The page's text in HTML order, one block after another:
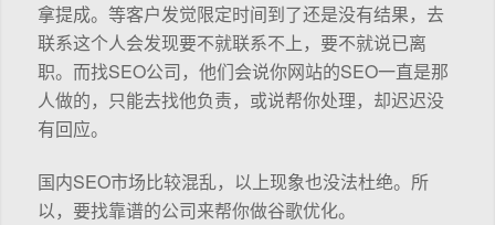
拿提成。等客户发觉限定时间到了还是没有结果，去
联系这个人会发现要不就联系不上，要不就说已离
职。而找SEO公司，他们会说你网站的SEO一直是那
人做的，只能去找他负责，或说帮你处理，却迟迟没
有回应。
国内SEO市场比较混乱，以上现象也没法杜绝。所
以，要找靠谱的公司来帮你做谷歌优化。